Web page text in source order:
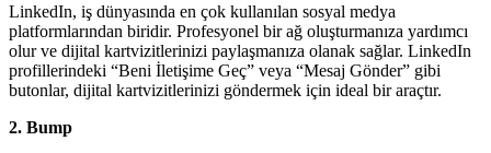
LinkedIn, iş dünyasında en çok kullanılan sosyal medya
platformlarından biridir. Profesyonel bir ağ oluşturmanıza yardımcı
olur ve dijital kartvizitlerinizi paylaşmanıza olanak sağlar. LinkedIn
profillerindeki “Beni İletişime Geç” veya “Mesaj Gönder” gibi
butonlar, dijital kartvizitlerinizi göndermek için ideal bir araçtır.
2. Bump